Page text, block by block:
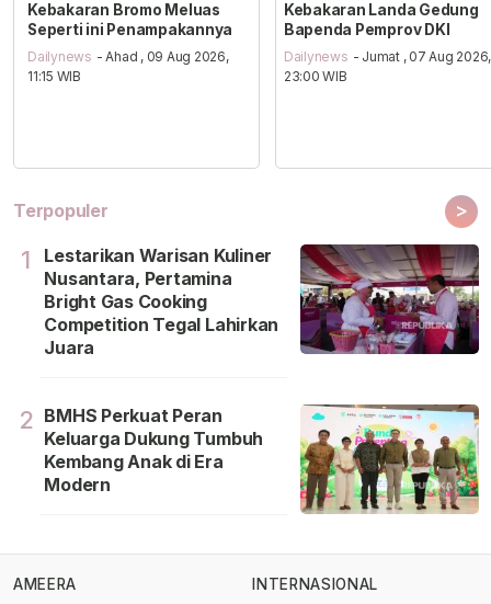
Kebakaran Bromo Meluas
Seperti ini Penampakannya
Dailynews - Ahad , 09 Aug 2026,
11:15 WIB
Kebakaran Landa Gedung
Bapenda Pemprov DKI
Dailynews - Jumat , 07 Aug 2026,
23:00 WIB
Terpopuler >
1
Lestarikan Warisan Kuliner
Nusantara, Pertamina
Bright Gas Cooking
Competition Tegal Lahirkan
Juara
2 BMHS Perkuat Peran
Keluarga Dukung Tumbuh
Kembang Anak di Era
Modern
AMEERA INTERNASIONAL